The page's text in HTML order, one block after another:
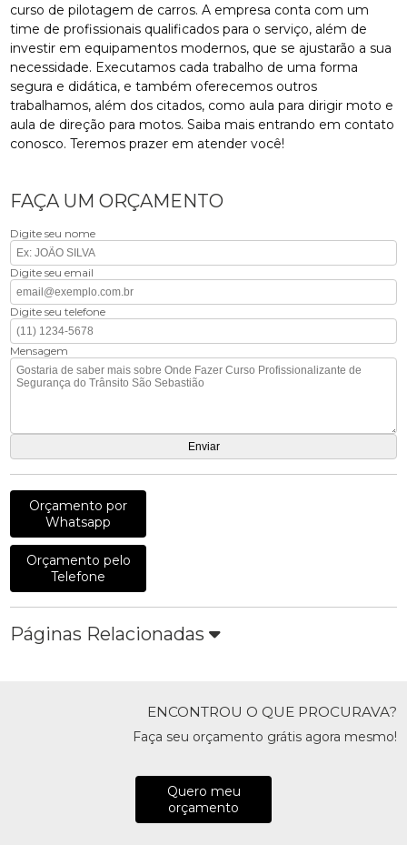
curso de pilotagem de carros. A empresa conta com um
time de profissionais qualificados para o serviço, além de
investir em equipamentos modernos, que se ajustarão a sua
necessidade. Executamos cada trabalho de uma forma
segura e didática, e também oferecemos outros
trabalhamos, além dos citados, como aula para dirigir moto e
aula de direção para motos. Saiba mais entrando em contato
conosco. Teremos prazer em atender você!
FAÇA UM ORÇAMENTO
Digite seu nome
Digite seu email
Digite seu telefone
Mensagem
Orçamento por
Whatsapp
Orçamento pelo
Telefone
Páginas Relacionadas
ENCONTROU O QUE PROCURAVA?
Faça seu orçamento grátis agora mesmo!
Quero meu
orçamento